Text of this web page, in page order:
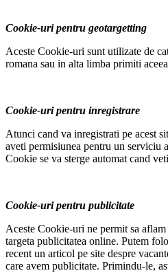
Cookie-uri pentru geotargetting
Aceste Cookie-uri sunt utilizate de
romana sau in alta limba primiti
Cookie-uri pentru inregistrare
Atunci cand va inregistrati pe acest
aveti permisiunea pentru un serviciu
Cookie se va sterge automat cand
Cookie-uri pentru publicitate
Aceste Cookie-uri ne permit sa
targeta publicitatea online. Putem
recent un articol pe site despre
care avem publicitate. Primindu-le,